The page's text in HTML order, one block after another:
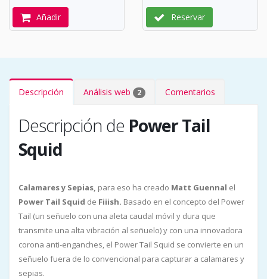
Añadir Reservar
Descripción Análisis web 2 Comentarios
Descripción de Power Tail
Squid
Calamares y Sepias, para eso ha creado Matt Guennal el
Power Tail Squid de Fiiish. Basado en el concepto del Power
Tail (un señuelo con una aleta caudal móvil y dura que
transmite una alta vibración al señuelo) y con una innovadora
corona anti-enganches, el Power Tail Squid se convierte en un
señuelo fuera de lo convencional para capturar a calamares y
sepias.